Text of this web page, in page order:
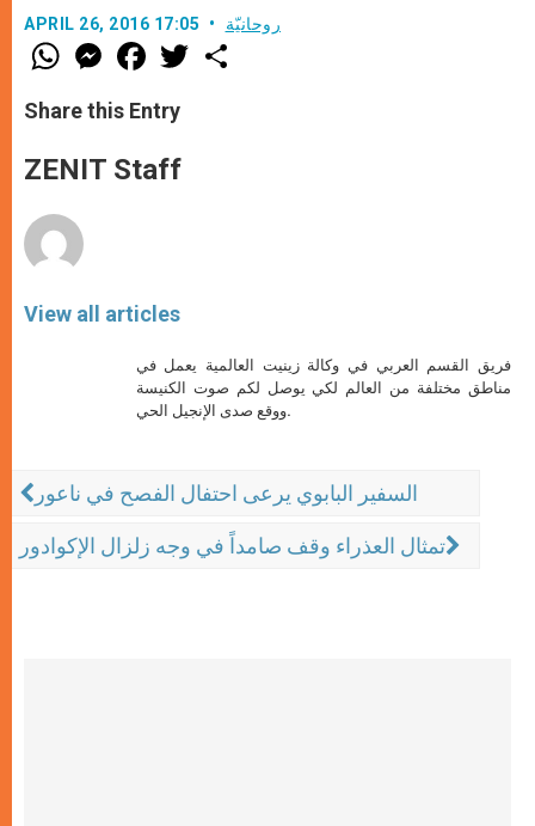
APRIL 26, 2016 17:05 روحانيّة
W
h
t
s
p
p
M
e
s
e
g
e
F
a
e
b
o
k
w
Share this Entry
ZENIT Staff
View all articles
فريق القسم العربي في وكالة زينيت العالمية يعمل في
مناطق مختلفة من العالم لكي يوصل لكم صوت الكنيسة
ووقع صدى الإنجيل الحي.
السفير البابوي يرعى احتفال الفصح في ناعور
تمثال العذراء وقف صامداً في وجه زلزال الإكوادور